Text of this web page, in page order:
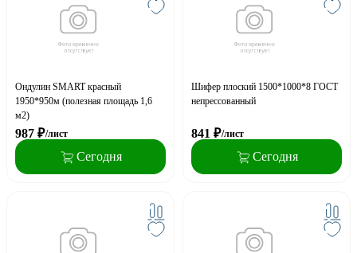
Ондулин SMART красный
1950*950м (полезная площадь 1,6
м2)
987 ₽/лист
Сегодня
Шифер плоский 1500*1000*8 ГОСТ
непрессованный
841 ₽/лист
Сегодня